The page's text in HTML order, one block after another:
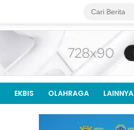
EKBIS OLAHRAGA LAINNYA